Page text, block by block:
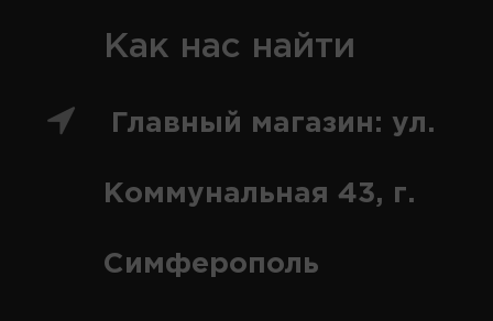
Как нас найти
Главный магазин: ул.
Коммунальная 43, г.
Симферополь